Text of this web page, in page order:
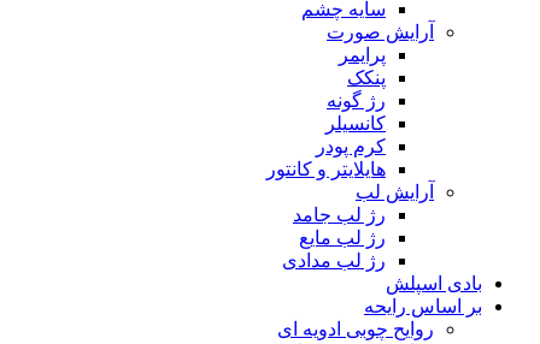
سایه چشم
آرایش صورت
پرایمر
پنکک
رژ گونه
کانسیلر
کرم پودر
هایلایتر و کانتور
آرایش لب
رژ لب جامد
رژ لب مایع
رژ لب مدادی
بادی اسپلش
بر اساس رایحه
روایح چوبی ادویه ای